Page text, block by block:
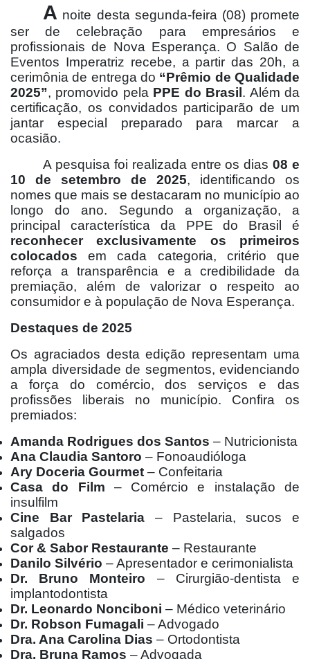
A noite desta segunda-feira (08) promete
ser de celebração para empresários e
profissionais de Nova Esperança. O Salão de
Eventos Imperatriz recebe, a partir das 20h, a
cerimônia de entrega do “Prêmio de Qualidade
2025”, promovido pela PPE do Brasil . Além da
certificação, os convidados participarão de um
jantar especial preparado para marcar a
ocasião.
A pesquisa foi realizada entre os dias08 e
10 de setembro de 2025, identificando os
nomes que mais se destacaram no município ao
longo do ano. Segundo a organização, a
principal característica da PPE do Brasil é
reconhecer exclusivamente os primeiros
colocados em cada categoria, critério que
reforça a transparência e a credibilidade da
premiação, além de valorizar o respeito ao
consumidor e à população de Nova Esperança.
Destaques de 2025
Os agraciados desta edição representam uma
ampla diversidade de segmentos, evidenciando
a força do comércio, dos serviços e das
profissões liberais no município. Confira os
premiados:
Amanda Rodrigues dos Santos – Nutricionista
Ana Claudia Santoro – Fonoaudióloga
Ary Doceria Gourmet – Confeitaria
Casa do Film – Comércio e instalação de
insulfilm
Cine Bar Pastelaria – Pastelaria, sucos e
salgados
Cor & Sabor Restaurante – Restaurante
Danilo Silvério – Apresentador e cerimonialista
Dr. Bruno Monteiro – Cirurgião-dentista e
implantodontista
Dr. Leonardo Nonciboni – Médico veterinário
Dr. Robson Fumagali – Advogado
Dra. Ana Carolina Dias – Ortodontista
Dra. Bruna Ramos – Advogada